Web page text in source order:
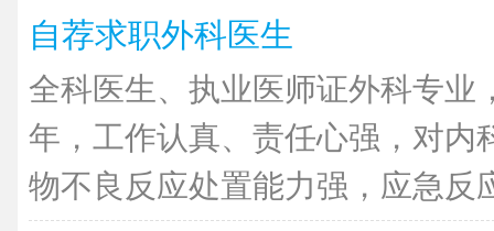
自荐求职外科医生
全科医生、执业医师证外科专业
年，工作认真、责任心强，对内
物不良反应处置能力强，应急反